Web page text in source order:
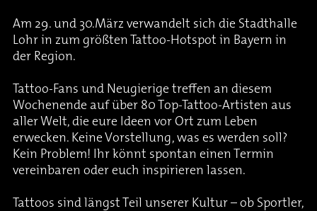
Am 29. und 30.März verwandelt sich die Stadthalle
Lohr in zum größten Tattoo-Hotspot in Bayern in
der Region.
Tattoo-Fans und Neugierige treffen an diesem
Wochenende auf über 80 Top-Tattoo-Artisten aus
aller Welt, die eure Ideen vor Ort zum Leben
erwecken. Keine Vorstellung, was es werden soll?
Kein Problem! Ihr könnt spontan einen Termin
vereinbaren oder euch inspirieren lassen.
Tattoos sind längst Teil unserer Kultur – ob Sportler,